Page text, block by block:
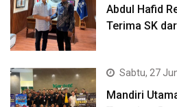
Abdul Hafid
Terima SK
Sabtu, 27
Mandiri